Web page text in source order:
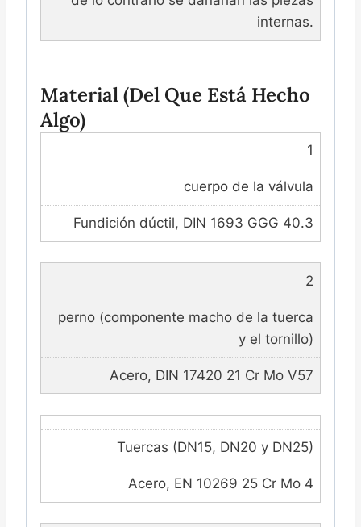
internas.
Material (del Que Está Hecho
Algo)
1
cuerpo de la válvula
Fundición dúctil, DIN 1693 GGG 40.3
2
perno (componente macho de la tuerca
y el tornillo)
Acero, DIN 17420 21 Cr Mo V57
Tuercas (DN15, DN20 y DN25)
Acero, EN 10269 25 Cr Mo 4